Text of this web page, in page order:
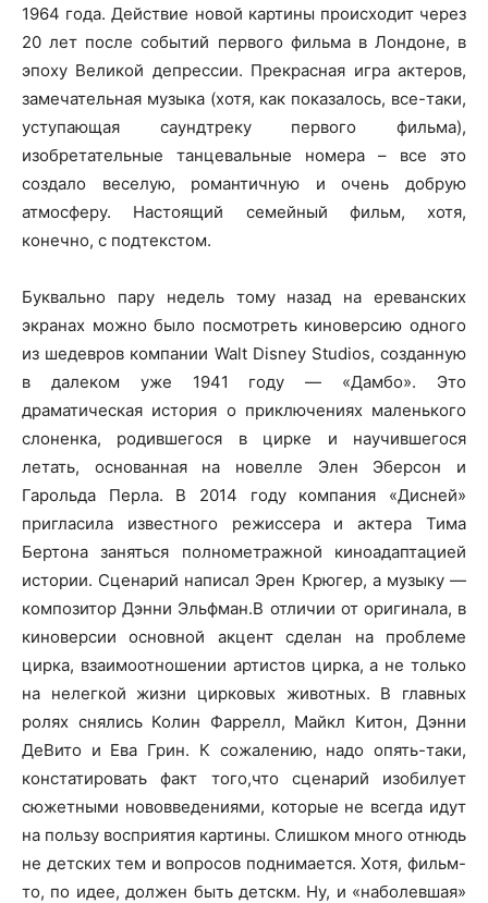
1964 года. Действие новой картины происходит через
20 лет после событий первого фильма в Лондоне, в
эпоху Великой депрессии. Прекрасная игра актеров,
замечательная музыка (хотя, как показалось, все-таки,
уступающая саундтреку первого фильма),
изобретательные танцевальные номера – все это
создало веселую, романтичную и очень добрую
атмосферу. Настоящий семейный фильм, хотя,
конечно, с подтекстом.
Буквально пару недель тому назад на ереванских
экранах можно было посмотреть киноверсию одного
из шедевров компании Walt Disney Studios, созданную
в далеком уже 1941 году — «Дамбо». Это
драматическая история о приключениях маленького
слоненка, родившегося в цирке и научившегося
летать, основанная на новелле Элен Эберсон и
Гарольда Перла. В 2014 году компания «Дисней»
пригласила известного режиссера и актера Тима
Бертона заняться полнометражной киноадаптацией
истории. Сценарий написал Эрен Крюгер, а музыку —
композитор Дэнни Эльфман.В отличии от оригинала, в
киноверсии основной акцент сделан на проблеме
цирка, взаимоотношении артистов цирка, а не только
на нелегкой жизни цирковых животных. В главных
ролях снялись Колин Фаррелл, Майкл Китон, Дэнни
ДеВито и Ева Грин. К сожалению, надо опять-таки,
констатировать факт того,что сценарий изобилует
сюжетными нововведениями, которые не всегда идут
на пользу восприятия картины. Слишком много отнюдь
не детских тем и вопросов поднимается. Хотя, фильм-
то, по идее, должен быть детскм. Ну, и «наболевшая»